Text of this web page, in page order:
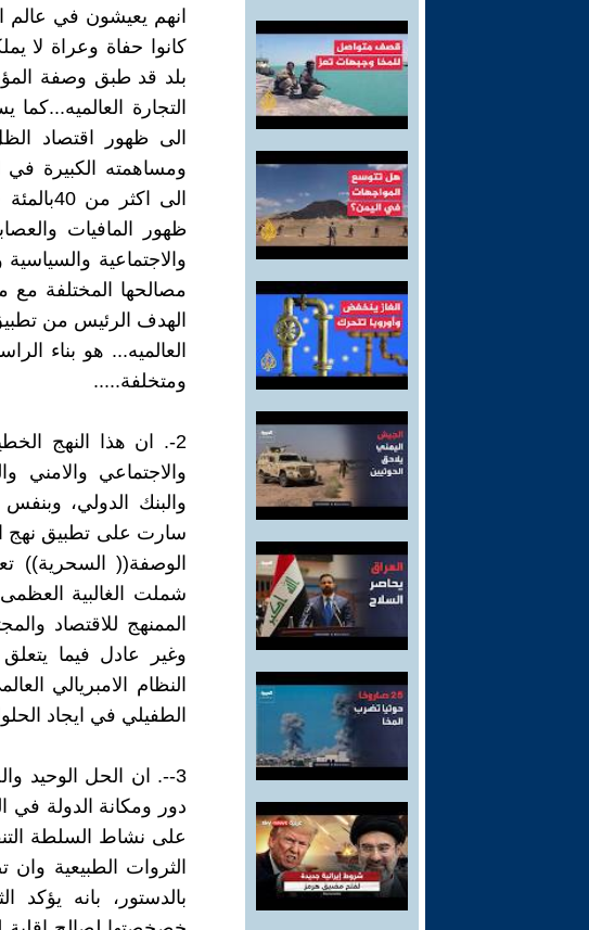
انهم يعيشون في عالم
كانوا حفاة وعراة لا
بلد قد طبق وصفة
التجارة
الى ظهور اقتصاد
ومساهمته الكبيرة
الى
ظهور المافيات
والاجتماعية
مصالحها المختلفة
الهدف الرئيس من
العالميه... هو بناء
ومتخلفة.....
2-. ان هذا النهج
والاجتماعي
والبنك الدولي،
سارت على تطبيق نهج
الوصفة(( السحرية))
شملت الغالبية
الممنهج للاقتصاد
وغير عادل فيما
النظام الامبريالي
الطفيلي في ايجاد
3--. ان الحل الوحيد
دور ومكانة الدولة في
على نشاط السلطة
الثروات الطبيعية
بالدستور، بانه